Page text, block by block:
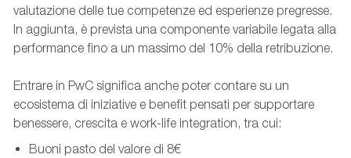
valutazione delle tue competenze ed esperienze pregresse.
In aggiunta, è prevista una componente variabile legata alla
performance fino a un massimo del 10% della retribuzione.
Entrare in PwC significa anche poter contare su un
ecosistema di iniziative e benefit pensati per supportare
benessere, crescita e work-life integration, tra cui:
Buoni pasto del valore di 8€